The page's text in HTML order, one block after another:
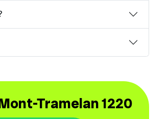
Tramelan 1220